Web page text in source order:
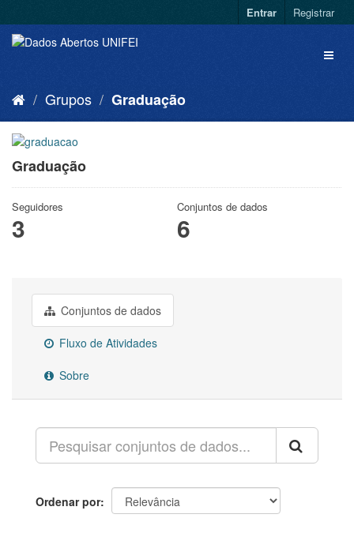
Entrar Registrar
Grupos Graduação
Graduação
Seguidores
3
Conjuntos de dados
6
Conjuntos de dados
Fluxo de Atividades
Sobre
Ordenar por